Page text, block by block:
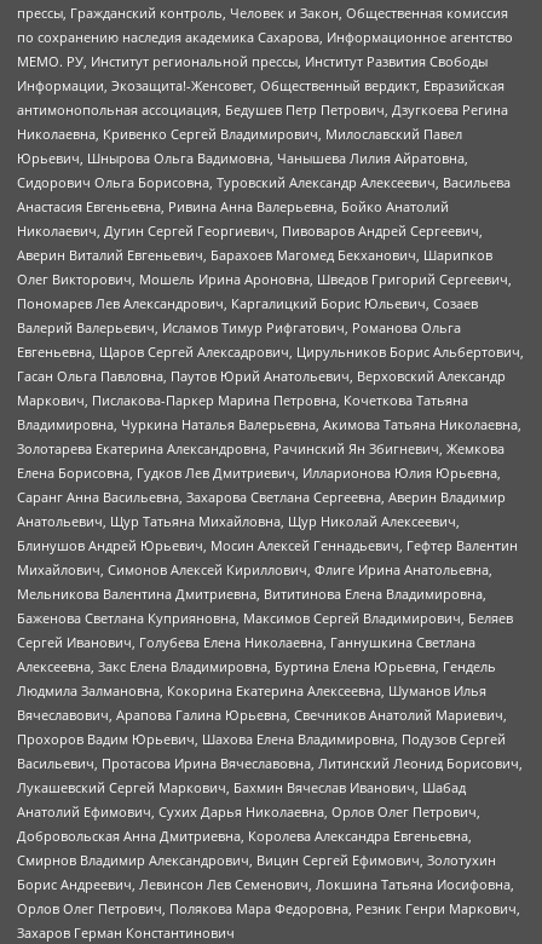
прессы, Гражданский контроль, Человек и Закон, Общественная комиссия
по сохранению наследия академика Сахарова, Информационное агентство
МЕМО. РУ, Институт региональной прессы, Институт Развития Свободы
Информации, Экозащита!-Женсовет, Общественный вердикт, Евразийская
антимонопольная ассоциация, Бедушев Петр Петрович, Дзугкоева Регина
Николаевна, Кривенко Сергей Владимирович, Милославский Павел
Юрьевич, Шнырова Ольга Вадимовна, Чанышева Лилия Айратовна,
Сидорович Ольга Борисовна, Туровский Александр Алексеевич, Васильева
Анастасия Евгеньевна, Ривина Анна Валерьевна, Бойко Анатолий
Николаевич, Дугин Сергей Георгиевич, Пивоваров Андрей Сергеевич,
Аверин Виталий Евгеньевич, Барахоев Магомед Бекханович, Шарипков
Олег Викторович, Мошель Ирина Ароновна, Шведов Григорий Сергеевич,
Пономарев Лев Александрович, Каргалицкий Борис Юльевич, Созаев
Валерий Валерьевич, Исламов Тимур Рифгатович, Романова Ольга
Евгеньевна, Щаров Сергей Алексадрович, Цирульников Борис Альбертович,
Гасан Ольга Павловна, Паутов Юрий Анатольевич, Верховский Александр
Маркович, Пислакова-Паркер Марина Петровна, Кочеткова Татьяна
Владимировна, Чуркина Наталья Валерьевна, Акимова Татьяна Николаевна,
Золотарева Екатерина Александровна, Рачинский Ян Збигневич, Жемкова
Елена Борисовна, Гудков Лев Дмитриевич, Илларионова Юлия Юрьевна,
Саранг Анна Васильевна, Захарова Светлана Сергеевна, Аверин Владимир
Анатольевич, Щур Татьяна Михайловна, Щур Николай Алексеевич,
Блинушов Андрей Юрьевич, Мосин Алексей Геннадьевич, Гефтер Валентин
Михайлович, Симонов Алексей Кириллович, Флиге Ирина Анатольевна,
Мельникова Валентина Дмитриевна, Вититинова Елена Владимировна,
Баженова Светлана Куприяновна, Максимов Сергей Владимирович, Беляев
Сергей Иванович, Голубева Елена Николаевна, Ганнушкина Светлана
Алексеевна, Закс Елена Владимировна, Буртина Елена Юрьевна, Гендель
Людмила Залмановна, Кокорина Екатерина Алексеевна, Шуманов Илья
Вячеславович, Арапова Галина Юрьевна, Свечников Анатолий Мариевич,
Прохоров Вадим Юрьевич, Шахова Елена Владимировна, Подузов Сергей
Васильевич, Протасова Ирина Вячеславовна, Литинский Леонид Борисович,
Лукашевский Сергей Маркович, Бахмин Вячеслав Иванович, Шабад
Анатолий Ефимович, Сухих Дарья Николаевна, Орлов Олег Петрович,
Добровольская Анна Дмитриевна, Королева Александра Евгеньевна,
Смирнов Владимир Александрович, Вицин Сергей Ефимович, Золотухин
Борис Андреевич, Левинсон Лев Семенович, Локшина Татьяна Иосифовна,
Орлов Олег Петрович, Полякова Мара Федоровна, Резник Генри Маркович,
Захаров Герман Константинович